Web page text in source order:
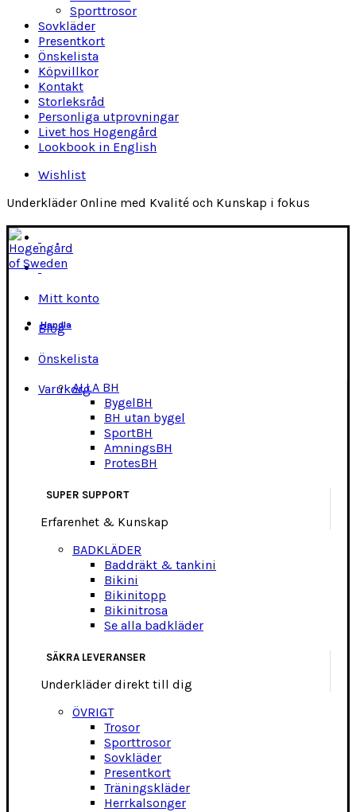
Sporttrosor
Sovkläder
Presentkort
Önskelista
Köpvillkor
Kontakt
Storleksråd
Personliga utprovningar
Livet hos Hogengård
Lookbook in English
Wishlist
Underkläder Online med Kvalité och Kunskap i fokus
Mitt konto
Blog
Önskelista
Varukorg
Handla
ALLA BH
BygelBH
BH utan bygel
SportBH
AmningsBH
ProtesBH
SUPER SUPPORT
Erfarenhet & Kunskap
BADKLÄDER
Baddräkt & tankini
Bikini
Bikinitopp
Bikinitrosa
Se alla badkläder
SÄKRA LEVERANSER
Underkläder direkt till dig
ÖVRIGT
Trosor
Sporttrosor
Sovkläder
Presentkort
Träningskläder
Herrkalsonger